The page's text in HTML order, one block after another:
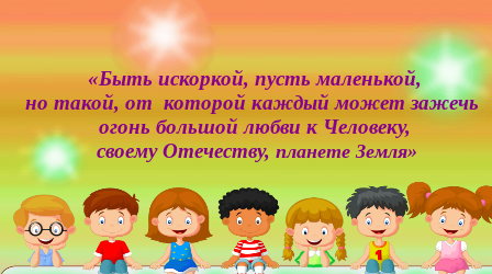
«Быть искоркой, пусть маленькой,
но такой, от которой каждый может зажечь
огонь большой любви к Человеку,
своему Отечеству, планете Земля»